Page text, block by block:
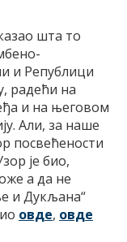
шта то
и Републици
радећи на
и на његовом
Али, за наше
посвећености
је био,
а да не
и Дукљана“
овде, овде